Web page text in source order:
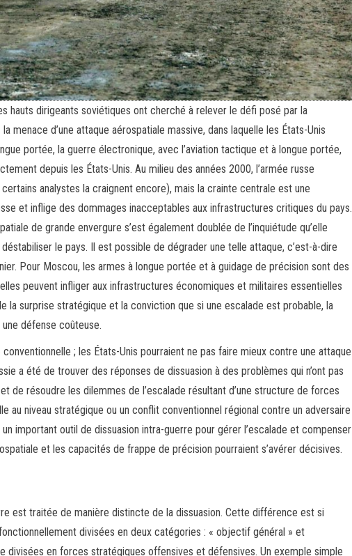
hauts dirigeants soviétiques ont cherché à relever le défi posé par la
menace d’une attaque aérospatiale massive, dans laquelle les États-Unis
portée, la guerre électronique, avec l’aviation tactique et à longue portée,
depuis les États-Unis. Au milieu des années 2000, l’armée russe
analystes la craignent encore), mais la crainte centrale est une
et inflige des dommages inacceptables aux infrastructures critiques du pays.
de grande envergure s’est également doublée de l’inquiétude qu’elle
le pays. Il est possible de dégrader une telle attaque, c’est-à-dire
Pour Moscou, les armes à longue portée et à guidage de précision sont des
peuvent infliger aux infrastructures économiques et militaires essentielles
la surprise stratégique et la conviction que si une escalade est probable, la
défense coûteuse.
conventionnelle ; les États-Unis pourraient ne pas faire mieux contre une attaque
a été de trouver des réponses de dissuasion à des problèmes qui n’ont pas
de résoudre les dilemmes de l’escalade résultant d’une structure de forces
au niveau stratégique ou un conflit conventionnel régional contre un adversaire
important outil de dissuasion intra-guerre pour gérer l’escalade et compenser
et les capacités de frappe de précision pourraient s’avérer décisives.
est traitée de manière distincte de la dissuasion. Cette différence est si
divisées en deux catégories : « objectif général » et
divisées en forces stratégiques offensives et défensives. Un exemple simple